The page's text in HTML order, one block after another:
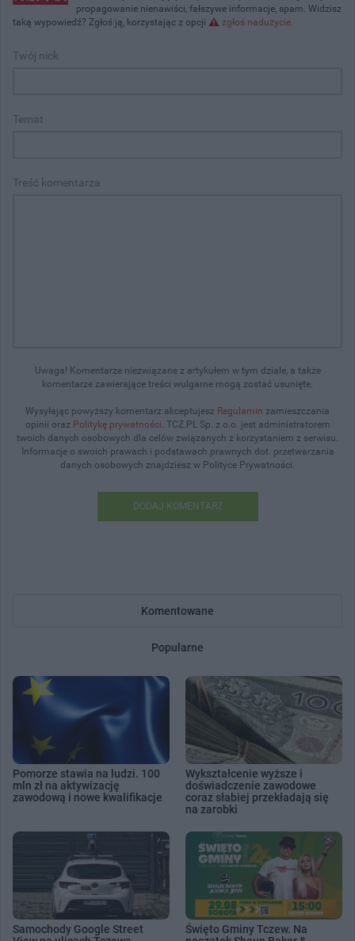
propagowanie nienawiści, fałszywe informacje, spam. Widzisz
taką wypowiedź? Zgłoś ją, korzystając z opcji
zgłoś nadużycie
Twój nick
Temat
Treść komentarza
Uwaga! Komentarze niezwiązane z artykułem w tym dziale, a także
komentarze zawierające treści wulgarne mogą zostać usunięte.
Wysyłając powyższy komentarz akceptujesz Regulamin zamieszczania
opinii oraz Politykę prywatności . TCZ.PL Sp. z o.o. jest administratorem
twoich danych osobowych dla celów związanych z korzystaniem z serwisu.
Informacje o swoich prawach i podstawach prawnych dot. przetwarzania
danych osobowych znajdziesz w Polityce Prywatności.
DODAJ KOMENTARZ
Komentowane
Popularne
Pomorze stawia na ludzi. 100
mln zł na aktywizację
zawodową i nowe kwalifikacje
Wykształcenie wyższe i
doświadczenie zawodowe
coraz słabiej przekładają się
na zarobki
Samochody Google Street
Święto Gminy Tczew. Na